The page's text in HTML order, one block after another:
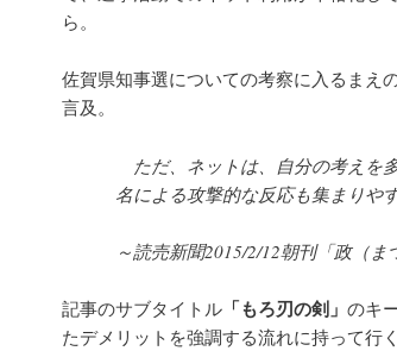
移
動
ら。
佐賀県知事選についての考察に入るまえ
言及。
ただ、ネットは、自分の考えを
名による攻撃的な反応も集まりや
～読売新聞2015/2/12朝刊「政（
記事のサブタイトル 「もろ刃の剣」 のキ
たデメリットを強調する流れに持って行く